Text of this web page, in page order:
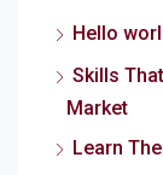
Hello
Skills
Market
Learn